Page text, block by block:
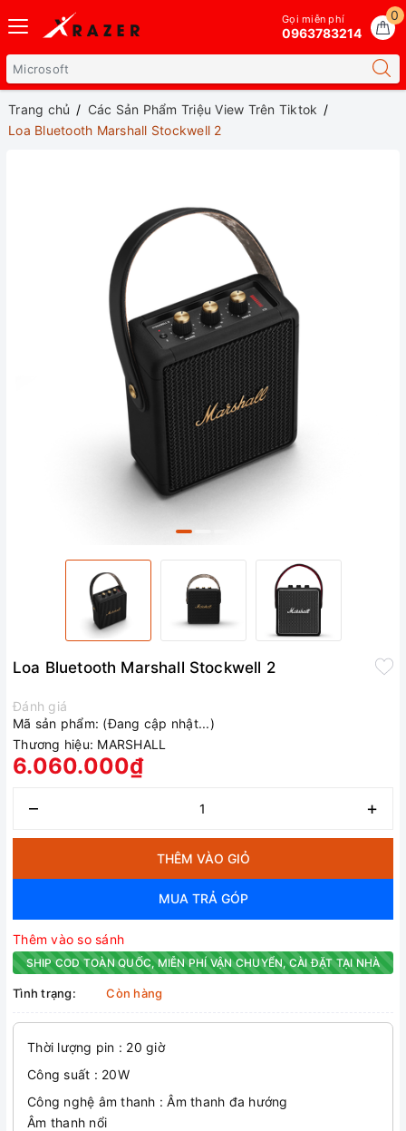
0
Gọi miễn phí
0963783214
Trang chủ
Các Sản Phẩm Triệu View Trên Tiktok
Loa Bluetooth Marshall Stockwell 2
Loa Bluetooth Marshall Stockwell 2
Đánh giá
Mã sản phẩm: (Đang cập nhật...)
Thương hiệu: MARSHALL
6.060.000₫
– +
THÊM VÀO GIỎ
MUA TRẢ GÓP
Thêm vào so sánh
SHIP COD TOÀN QUỐC, MIỄN PHÍ VẬN CHUYỂN, CÀI ĐẶT TẠI NHÀ
Tình trạng: Còn hàng
Thời lượng pin : 20 giờ
Công suất : 20W
Công nghệ âm thanh : Âm thanh đa hướng
Âm thanh nổi